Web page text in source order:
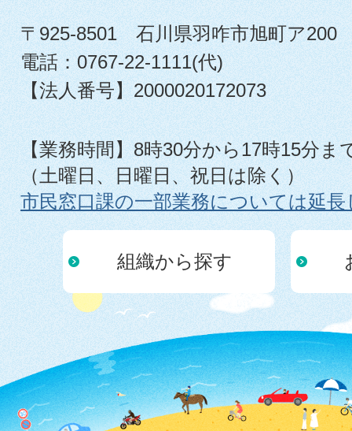
〒925-8501 石川県羽咋市旭町ア200
電話：0767-22-1111(代)
【法人番号】2000020172073
【業務時間】8時30分から17時15分ま
（土曜日、日曜日、祝日は除く）
市民窓口課の一部業務については延
組織から探す